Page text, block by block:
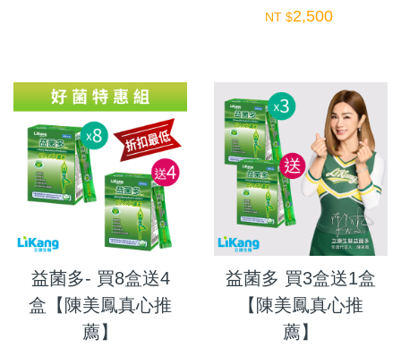
NT $2,500
益菌多- 買8盒送4
盒【陳美鳳真心推
薦】
益菌多 買3盒送1盒
【陳美鳳真心推
薦】